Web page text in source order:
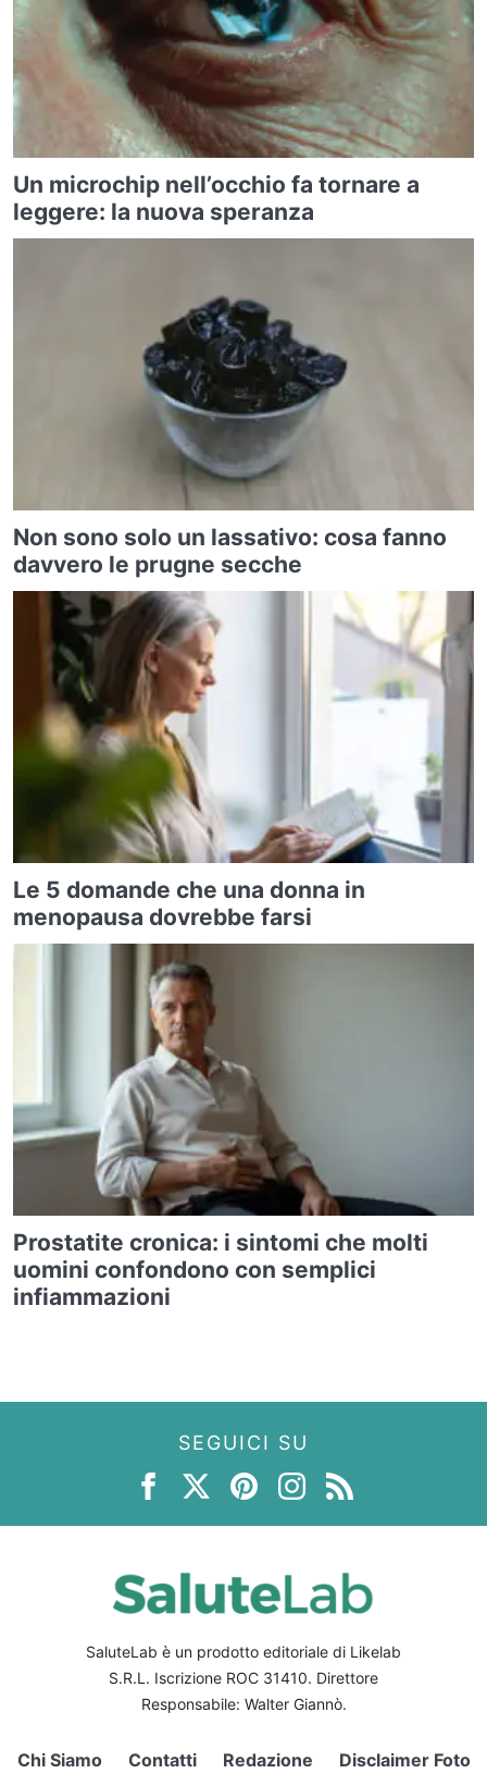
Un microchip nell’occhio fa tornare a
leggere: la nuova speranza
Non sono solo un lassativo: cosa fanno
davvero le prugne secche
Le 5 domande che una donna in
menopausa dovrebbe farsi
Prostatite cronica: i sintomi che molti
uomini confondono con semplici
infiammazioni
SEGUICI SU
SaluteLab è un prodotto editoriale di Likelab
S.R.L. Iscrizione ROC 31410. Direttore
Responsabile: Walter Giannò.
Chi Siamo Contatti Redazione Disclaimer Foto